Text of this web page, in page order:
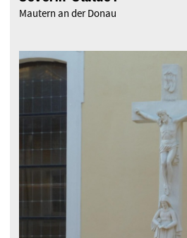
Mautern an der Donau